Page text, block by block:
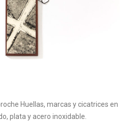
Huellas, marcas y cicatrices en
plata y acero inoxidable.